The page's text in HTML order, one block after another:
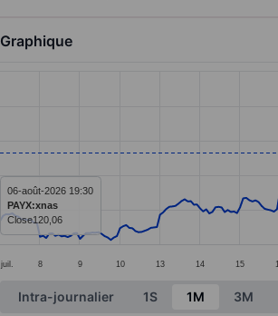
Graphique
The chart has 1 Y axis displaying
juil. 8 9 10 13 14 15
06-août-2026 19:30
PAYX:xnas
Close120,06
End of interactive chart.
Intra-journalier 1S 1M 3M